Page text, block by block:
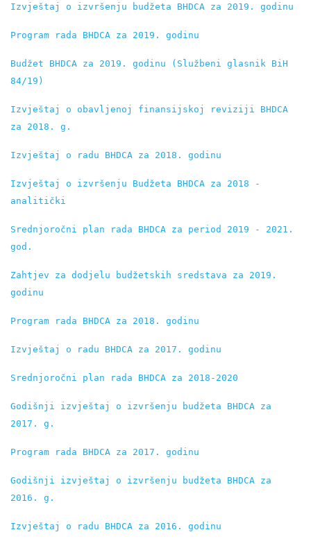
Izvještaj o izvršenju budžeta BHDCA za 2019. godinu
Program rada BHDCA za 2019. godinu
Budžet BHDCA za 2019. godinu (Službeni glasnik BiH
84/19)
Izvještaj o obavljenoj finansijskoj reviziji BHDCA
za 2018. g.
Izvještaj o radu BHDCA za 2018. godinu
Izvještaj o izvršenju Budžeta BHDCA za 2018 -
analitički
Srednjoročni plan rada BHDCA za period 2019 - 2021.
god.
Zahtjev za dodjelu budžetskih sredstava za 2019.
godinu
Program rada BHDCA za 2018. godinu
Izvještaj o radu BHDCA za 2017. godinu
Srednjoročni plan rada BHDCA za 2018-2020
Godišnji izvještaj o izvršenju budžeta BHDCA za
2017. g.
Program rada BHDCA za 2017. godinu
Godišnji izvještaj o izvršenju budžeta BHDCA za
2016. g.
Izvještaj o radu BHDCA za 2016. godinu